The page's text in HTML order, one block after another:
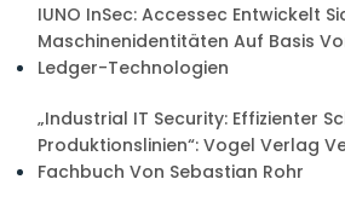
IUNO InSec: Accessec Entwickelt
Maschinenidentitäten Auf Basis
Ledger-Technologien
„Industrial IT Security: Effizienter
Produktionslinien“: Vogel Verlag
Fachbuch Von Sebastian Rohr